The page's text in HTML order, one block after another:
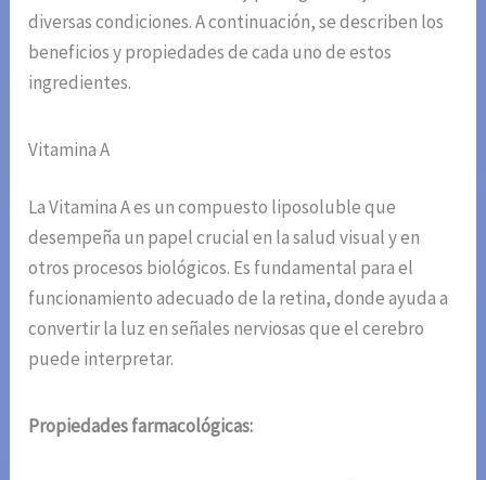
diversas condiciones. A continuación, se describen los
beneficios y propiedades de cada uno de estos
ingredientes.
Vitamina A
La Vitamina A es un compuesto liposoluble que
desempeña un papel crucial en la salud visual y en
otros procesos biológicos. Es fundamental para el
funcionamiento adecuado de la retina, donde ayuda a
convertir la luz en señales nerviosas que el cerebro
puede interpretar.
Propiedades farmacológicas: